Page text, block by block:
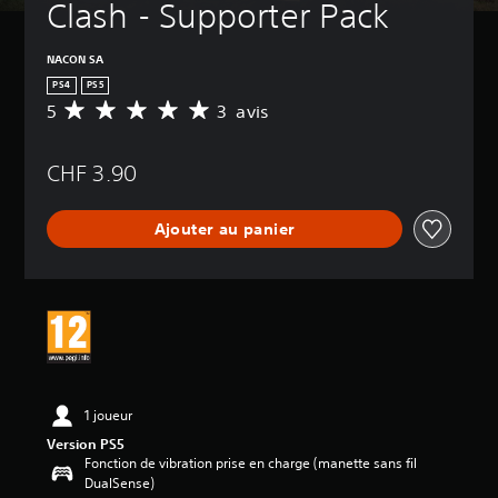
Clash - Supporter Pack
NACON SA
PS4 PS5
M
e
n
e
a
i
5
é
5 3 avis
CHF 3.90
Ajouter au panier
1 joueur
Version PS5
Fonction de vibration prise en charge (manette sans fil
DualSense)